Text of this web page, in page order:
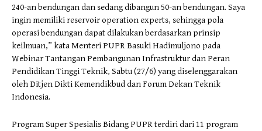
240-an bendungan dan sedang dibangun 50-an bendungan. Saya
ingin memiliki reservoir operation experts, sehingga pola
operasi bendungan dapat dilakukan berdasarkan prinsip
keilmuan,” kata Menteri PUPR Basuki Hadimuljono pada
Webinar Tantangan Pembangunan Infrastruktur dan Peran
Pendidikan Tinggi Teknik, Sabtu (27/6) yang diselenggarakan
oleh Ditjen Dikti Kemendikbud dan Forum Dekan Teknik
Indonesia.
Program Super Spesialis Bidang PUPR terdiri dari 11 program